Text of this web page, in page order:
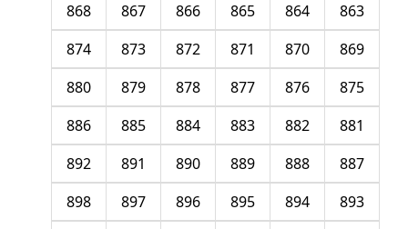
863
864
865
866
867
868
869
870
871
872
873
874
875
876
877
878
879
880
881
882
883
884
885
886
887
888
889
890
891
892
893
894
895
896
897
898